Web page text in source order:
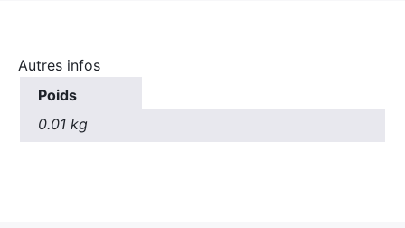
Autres infos
Poids
0.01 kg